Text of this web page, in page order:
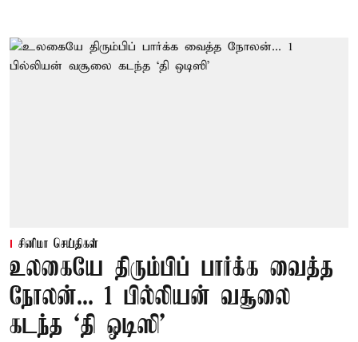
சினிமா செய்திகள்
உலகையே திரும்பிப் பார்க்க வைத்த
நோலன்... 1 பில்லியன் வசூலை
கடந்த ‘தி ஒடிஸி’